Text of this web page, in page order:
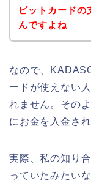
ビットカードの
んですよね
なので、
ードが使えない
れません。その
にお金を入金さ
実際、私の知り
っていたみたい